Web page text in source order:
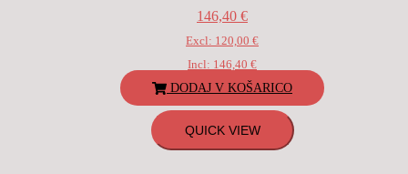
146,40 €
Excl: 120,00 €
Incl: 146,40 €
DODAJ V KOŠARICO
QUICK VIEW